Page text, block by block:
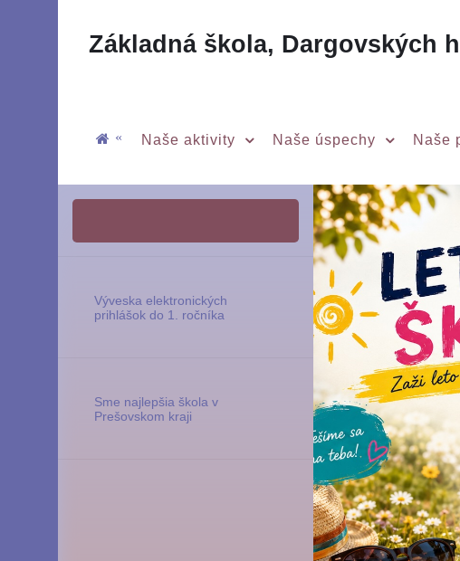
Základná škola, Dargovských
« Naše aktivity Naše úspechy Naše
Výveska elektronických
prihlášok do 1. ročníka
Sme najlepšia škola v
Prešovskom kraji